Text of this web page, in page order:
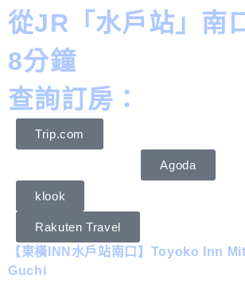
從JR「水戶站」南
8分鐘
查詢訂房：
Trip.com
Agoda
klook
Rakuten Travel
【東橫INN水戶站南口】Toyoko Inn
Guchi